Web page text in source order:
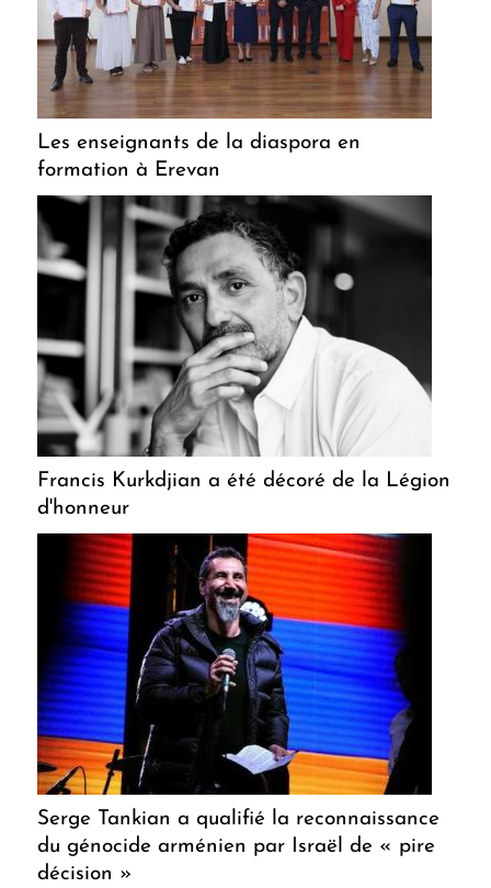
Les enseignants de la diaspora en
formation à Erevan
Francis Kurkdjian a été décoré de la Légion
d'honneur
Serge Tankian a qualifié la reconnaissance
du génocide arménien par Israël de « pire
décision »